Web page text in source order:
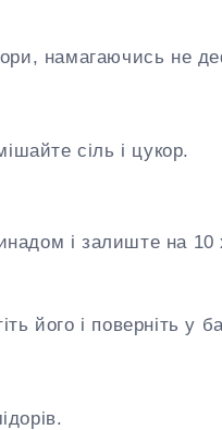
намагаючись не
сіль і цукор.
і залиште на 10
його і поверніть у